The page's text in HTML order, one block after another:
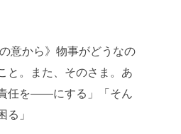
意から》物事がどうなの
と。また、そのさま。あ
任を――にする」「そん
」